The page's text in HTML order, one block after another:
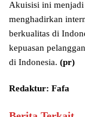
Akuisisi ini menjadi
menghadirkan
berkualitas di
kepuasan
di Indonesia. (pr)
Redaktur: Fafa